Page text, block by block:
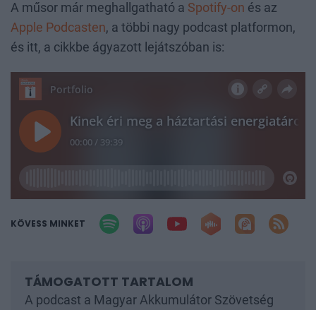
A műsor már meghallgatható a Spotify-on és az
Apple Podcasten, a többi nagy podcast platformon,
és itt, a cikkbe ágyazott lejátszóban is:
KÖVESS MINKET
A podcast a Magyar Akkumulátor Szövetség